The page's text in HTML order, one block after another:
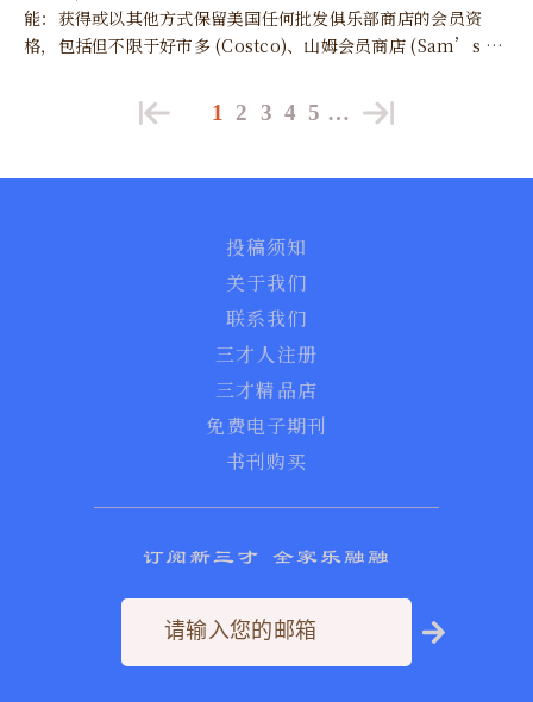
能：获得或以其他方式保留美国任何批发俱乐部商店的会员资
格，包括但不限于好市多 (Costco)、山姆会员商店 (Sam’s Cl
商店购买商品。”
1 2 3 4 5 …
投稿须知
关于我们
联系我们
三才人注册
三才精品店
免费电子期刊
书刊购买
订阅新三才 全家乐融融